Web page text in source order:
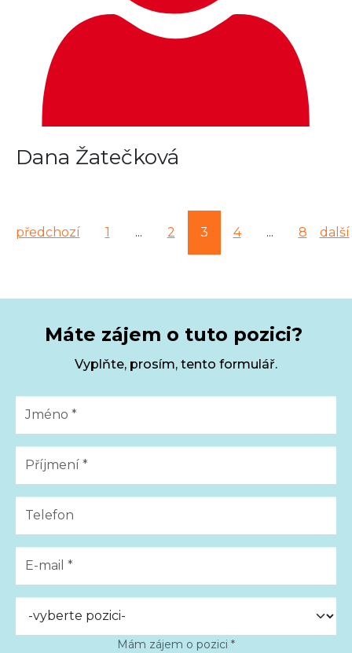
Dana Žatečková
předchozí 1 ... 2 3 4 ... 8 další
Máte zájem o tuto pozici?
Vyplňte, prosím, tento formulář.
Mám zájem o pozici *